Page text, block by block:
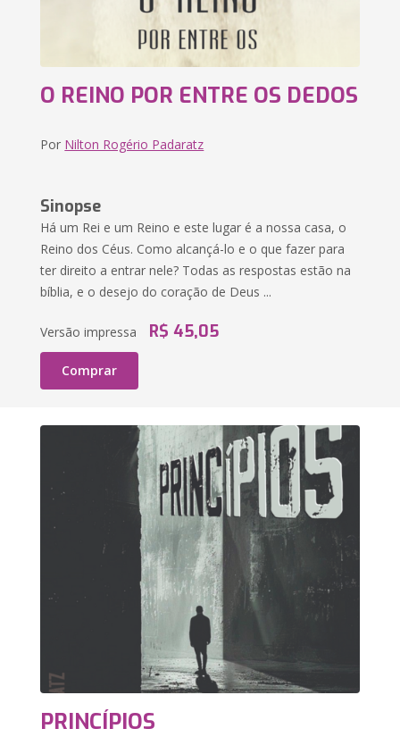
O REINO POR ENTRE OS DEDOS
Por Nilton Rogério Padaratz
Sinopse
Há um Rei e um Reino e este lugar é a nossa casa, o
Reino dos Céus. Como alcançá-lo e o que fazer para
ter direito a entrar nele? Todas as respostas estão na
bíblia, e o desejo do coração de Deus ...
Versão impressa R$ 45,05
Comprar
PRINCÍPIOS